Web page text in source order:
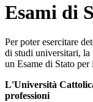
Esami di
Per poter esercitare
di studi universitari, la
un Esame di Stato
L'Università
professioni